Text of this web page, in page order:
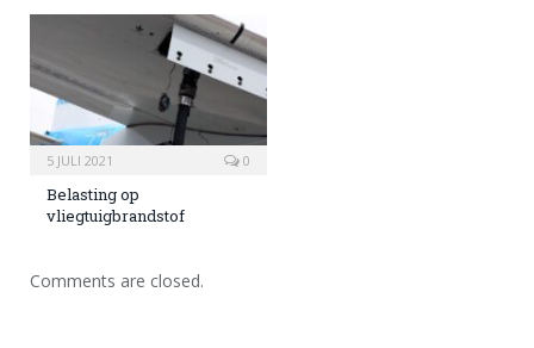
5 JULI 2021 0
Belasting op
vliegtuigbrandstof
Comments are closed.